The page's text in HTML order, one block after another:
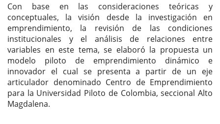
Con base en las consideraciones teóricas y
conceptuales, la visión desde la investigación en
emprendimiento, la revisión de las condiciones
institucionales y el análisis de relaciones entre
variables en este tema, se elaboró la propuesta un
modelo piloto de emprendimiento dinámico e
innovador el cual se presenta a partir de un eje
articulador denominado Centro de Emprendimiento
para la Universidad Piloto de Colombia, seccional Alto
Magdalena.